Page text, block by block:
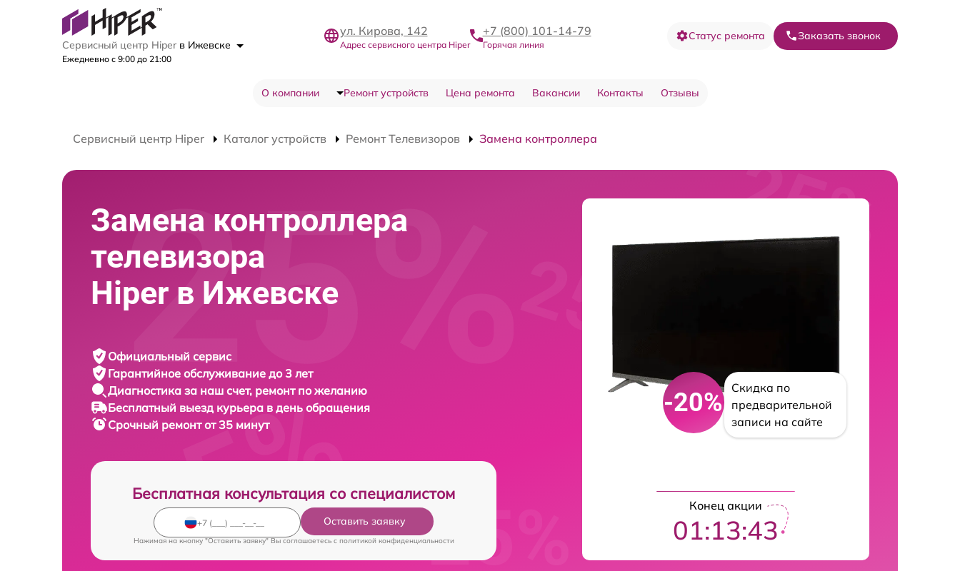
Сервисный центр Hiper в Ижевске
Ежедневно с 9:00 до 21:00
ул. Кирова, 142
Адрес сервисного центра Hiper
+7 (800) 101-14-79
Горячая линия
Статус ремонта Заказать звонок
О компании Ремонт устройств Цена ремонта Вакансии Контакты Отзывы
Сервисный центр Hiper Каталог устройств Ремонт Телевизоров Замена контроллера
Замена контроллера
телевизора
Hiper в Ижевске
Официальный сервис
Гарантийное обслуживание до 3 лет
Диагностика за наш счет, ремонт по желанию
Бесплатный выезд курьера в день обращения
Срочный ремонтот 35 минут
Бесплатная консультация со специалистом
Оставить заявку
Нажимая на кнопку "Оставить заявку" Вы соглашаетесь c политикой конфиденциальности
-20%
Скидка по
предварительной
записи на сайте
Конец акции
01:13:42